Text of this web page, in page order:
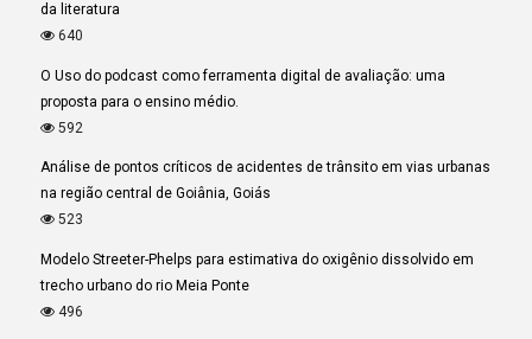
da literatura
640
O Uso do podcast como ferramenta digital de avaliação: uma
proposta para o ensino médio.
592
Análise de pontos críticos de acidentes de trânsito em vias urbanas
na região central de Goiânia, Goiás
523
Modelo Streeter-Phelps para estimativa do oxigênio dissolvido em
trecho urbano do rio Meia Ponte
496